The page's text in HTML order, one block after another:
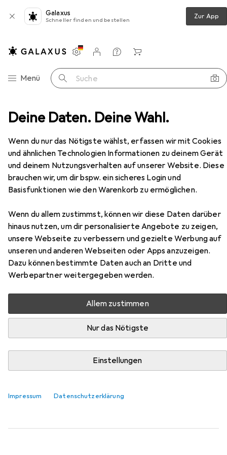
Deine Daten. Deine Wahl.
Wenn du nur das Nötigste wählst, erfassen wir mit Cookies
und ähnlichen Technologien Informationen zu deinem Gerät
und deinem Nutzungsverhalten auf unserer Website. Diese
brauchen wir, um dir bspw. ein sicheres Login und
Basisfunktionen wie den Warenkorb zu ermöglichen.
Wenn du allem zustimmst, können wir diese Daten darüber
hinaus nutzen, um dir personalisierte Angebote zu zeigen,
unsere Webseite zu verbessern und gezielte Werbung auf
unseren und anderen Webseiten oder Apps anzuzeigen.
Dazu können bestimmte Daten auch an Dritte und
Werbepartner weitergegeben werden.
Allem zustimmen
Nur das Nötigste
Einstellungen
Impressum Datenschutzerklärung
Galaxus
Schneller finden und bestellen Zur App
Navigation nach Kategorien
Menü Suche
Einstellungen
Kundenkonto
Vergleichslisten
Merklisten
Warenkorb
Couchtisch + Beistelltisch VCM Kobila
EUR
195,01
VCMKobila
58 x 115 x 52 cm
Zubehör für VCM Kobila
Hier findest du passendes Zubehör zum Produkt VCM
Kobila aus der Kategorie Möbelgleiter + Schutzpuffer.
Relevanz
Produktliste
Möbelgleiter + Schutzpuffer
EUR
9,41 1,18/1Stk.